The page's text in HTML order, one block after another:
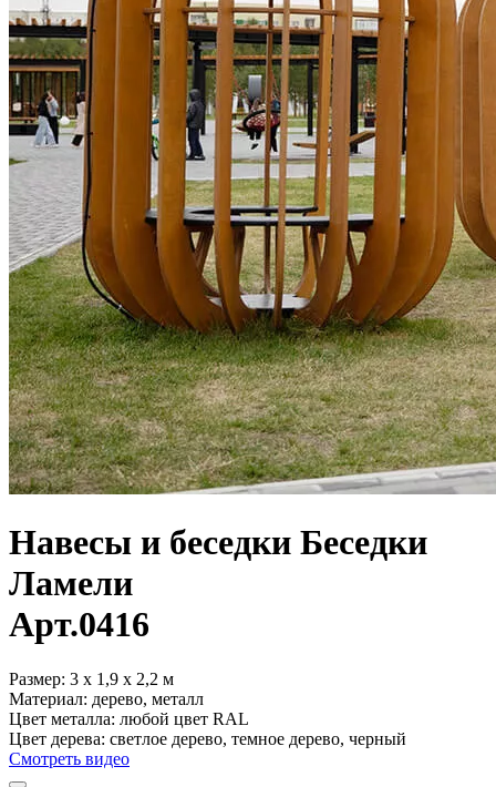
Навесы и беседки Беседки
Ламели
Арт.0416
Размер: 3 х 1,9 х 2,2 м
Материал: дерево, металл
Цвет металла: любой цвет RAL
Цвет дерева: светлое дерево, темное дерево, черный
Смотреть видео